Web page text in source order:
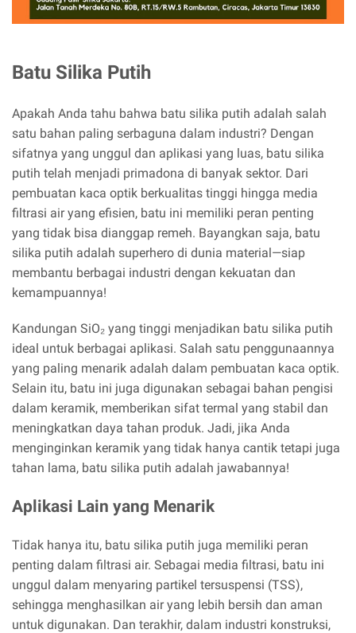
Batu Silika Putih
Apakah Anda tahu bahwa batu silika putih adalah salah
satu bahan paling serbaguna dalam industri? Dengan
sifatnya yang unggul dan aplikasi yang luas, batu silika
putih telah menjadi primadona di banyak sektor. Dari
pembuatan kaca optik berkualitas tinggi hingga media
filtrasi air yang efisien, batu ini memiliki peran penting
yang tidak bisa dianggap remeh. Bayangkan saja, batu
silika putih adalah superhero di dunia material—siap
membantu berbagai industri dengan kekuatan dan
kemampuannya!
Kandungan SiO₂ yang tinggi menjadikan batu silika putih
ideal untuk berbagai aplikasi. Salah satu penggunaannya
yang paling menarik adalah dalam pembuatan kaca optik.
Selain itu, batu ini juga digunakan sebagai bahan pengisi
dalam keramik, memberikan sifat termal yang stabil dan
meningkatkan daya tahan produk. Jadi, jika Anda
menginginkan keramik yang tidak hanya cantik tetapi juga
tahan lama, batu silika putih adalah jawabannya!
Aplikasi Lain yang Menarik
Tidak hanya itu, batu silika putih juga memiliki peran
penting dalam filtrasi air. Sebagai media filtrasi, batu ini
unggul dalam menyaring partikel tersuspensi (TSS),
sehingga menghasilkan air yang lebih bersih dan aman
untuk digunakan. Dan terakhir, dalam industri konstruksi,